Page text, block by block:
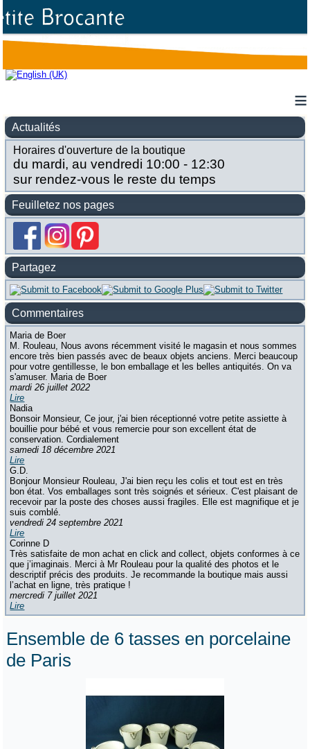
≡
Actualités
Horaires d'ouverture de la boutique
du mardi, au vendredi 10:00 - 12:30
sur rendez-vous le reste du temps
Feuilletez nos pages
Partagez
Commentaires
Maria de Boer
M. Rouleau, Nous avons récemment visité le magasin et nous sommes
encore très bien passés avec de beaux objets anciens. Merci beaucoup
pour votre gentillesse, le bon emballage et les belles antiquités. On va
s'amuser. Maria de Boer
mardi 26 juillet 2022
Lire
Nadia
Bonsoir Monsieur, Ce jour, j'ai bien réceptionné votre petite assiette à
bouillie pour bébé et vous remercie pour son excellent état de
conservation. Cordialement
samedi 18 décembre 2021
Lire
G.D.
Bonjour Monsieur Rouleau, J'ai bien reçu les colis et tout est en très
bon état. Vos emballages sont très soignés et sérieux. C'est plaisant de
recevoir par la poste des choses aussi fragiles. Elle est magnifique et je
suis comblé.
vendredi 24 septembre 2021
Lire
Corinne D
Très satisfaite de mon achat en click and collect, objets conformes à ce
que j’imaginais. Merci à Mr Rouleau pour la qualité des photos et le
descriptif précis des produits. Je recommande la boutique mais aussi
l’achat en ligne, très pratique !
mercredi 7 juillet 2021
Lire
Ensemble de 6 tasses en porcelaine
de Paris